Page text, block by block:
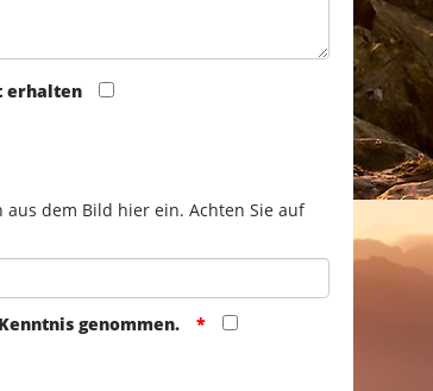
erhalten
dem Bild hier ein. Achten Sie auf
genommen.